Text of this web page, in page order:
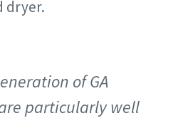
dryer.
of GA
particularly well